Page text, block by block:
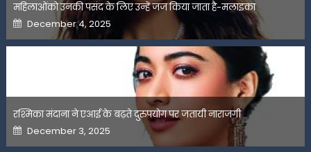
महिलाओंको उनकी पसंद के लिए उन्हें जज किया जाता है-मलाइका
Posted
on
December 4, 2025
रश्मिका मंदाना ने एआई के बढ़ते दुरुपयोग पर जतायी नाराजगी
Posted
on
December 3, 2025